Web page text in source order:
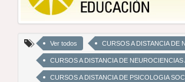
Ver todos CURSOS A DISTANCIA DE
CURSOS A DISTANCIA DE NEUROCIENCIAS
CURSOS A DISTANCIA DE PSICOLOGIA